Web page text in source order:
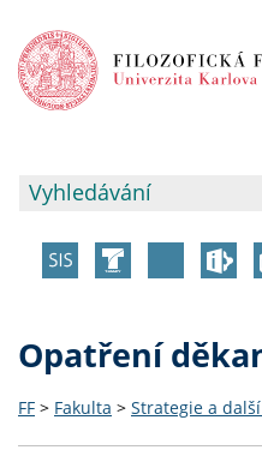
Opatření
FF > Fakulta > Strategie a